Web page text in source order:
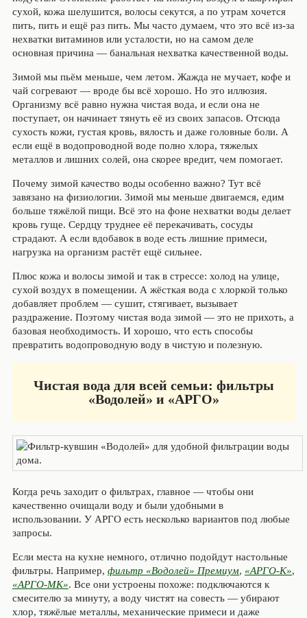
сухой, кожа шелушится, волосы секутся, а по утрам хочется
пить, пить и ещё раз пить. Мы часто думаем, что это всё из-за
нехватки витаминов или усталости, но на самом деле
основная причина — банальная нехватка качественной воды.
Зимой мы пьём меньше, чем летом. Жажда не мучает, кофе и
чай согревают — вроде бы всё хорошо. Но это иллюзия.
Организму всё равно нужна чистая вода, и если она не
поступает, он начинает тянуть её из своих запасов. Отсюда
сухость кожи, густая кровь, вялость и даже головные боли. А
если ещё в водопроводной воде полно хлора, тяжелых
металлов и лишних солей, она скорее вредит, чем помогает.
Почему зимой качество воды особенно важно? Тут всё
завязано на физиологии. Зимой мы меньше двигаемся, едим
больше тяжёлой пищи. Всё это на фоне нехватки воды делает
кровь гуще. Сердцу труднее её перекачивать, сосуды
страдают. А если вдобавок в воде есть лишние примеси,
нагрузка на организм растёт ещё сильнее.
Плюс кожа и волосы зимой и так в стрессе: холод на улице,
сухой воздух в помещении. А жёсткая вода с хлоркой только
добавляет проблем — сушит, стягивает, вызывает
раздражение. Поэтому чистая вода зимой — это не прихоть, а
базовая необходимость. И хорошо, что есть способы
превратить водопроводную воду в чистую и полезную.
Чистая вода для всей семьи: фильтры
«Водолей» и «АРГО»
Когда речь заходит о фильтрах, главное — чтобы они
качественно очищали воду и были удобными в
использовании. У АРГО есть несколько вариантов под любые
запросы.
Если места на кухне немного, отлично подойдут настольные
фильтры. Например, фильтр «Водолей» Премиум, «АРГО-К»,
«АРГО-МК». Все они устроены похоже: подключаются к
смесителю за минуту, а воду чистят на совесть — убирают
хлор, тяжёлые металлы, механические примеси и даже